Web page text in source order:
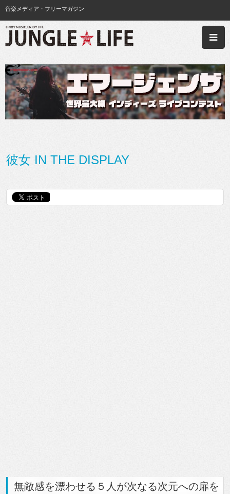
音楽メディア・フリーマガジン
彼女 IN THE DISPLAY
無敵感を漂わせる５人が次なる次元への扉を